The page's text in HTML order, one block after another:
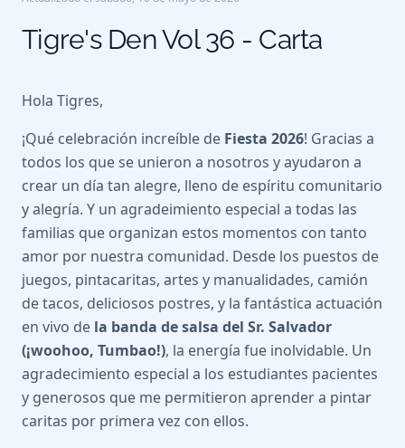
Tigre's Den Vol 36 - Carta
Hola Tigres,
¡Qué celebración increíble de Fiesta 2026! Gracias a
todos los que se unieron a nosotros y ayudaron a
crear un día tan alegre, lleno de espíritu comunitario
y alegría. Y un agradeimiento especial a todas las
familias que organizan estos momentos con tanto
amor por nuestra comunidad. Desde los puestos de
juegos, pintacaritas, artes y manualidades, camión
de tacos, deliciosos postres, y la fantástica actuación
en vivo de la banda de salsa del Sr. Salvador
(¡woohoo, Tumbao!), la energía fue inolvidable. Un
agradecimiento especial a los estudiantes pacientes
y generosos que me permitieron aprender a pintar
caritas por primera vez con ellos.